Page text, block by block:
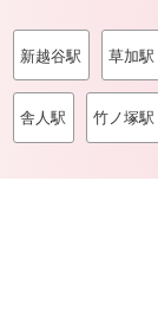
新越谷駅 草加駅
舎人駅 竹ノ塚駅